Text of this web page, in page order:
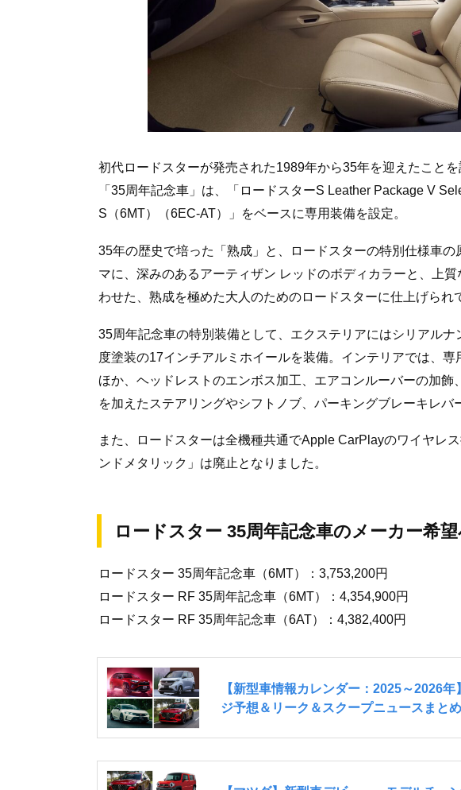
初代ロードスターが発売された1989年から35年を迎えたこと
「35周年記念車」は、「ロードスターS Leather Package V
S（6MT）（6EC-AT）」をベースに専用装備を設定。
35年の歴史で培った「熟成」と、ロードスターの特別仕様車
マに、深みのあるアーティザン レッドのボディカラーと、上
わせた、熟成を極めた大人のためのロードスターに仕上げられ
35周年記念車の特別装備として、エクステリアにはシリアル
度塗装の17インチアルミホイールを装備。インテリアでは、
ほか、ヘッドレストのエンボス加工、エアコンルーバーの加
を加えたステアリングやシフトノブ、パーキングブレーキレバ
また、ロードスターは全機種共通でApple CarPlayのワイヤレ
ンドメタリック」は廃止となりました。
ロードスター 35周年記念車のメーカー希
ロードスター 35周年記念車（6MT）：3,753,200円
ロードスター RF 35周年記念車（6MT）：4,354,900円
ロードスター RF 35周年記念車（6AT）：4,382,400円